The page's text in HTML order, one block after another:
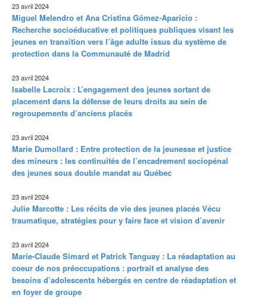
23 avril 2024
Miguel Melendro et Ana Cristina Gómez-Aparicio :
Recherche socioéducative et politiques publiques visant les
jeunes en transition vers l’âge adulte issus du système de
protection dans la Communauté de Madrid
23 avril 2024
Isabelle Lacroix : L’engagement des jeunes sortant de
placement dans la défense de leurs droits au sein de
regroupements d’anciens placés
23 avril 2024
Marie Dumollard : Entre protection de la jeunesse et justice
des mineurs : les continuités de l’encadrement sociopénal
des jeunes sous double mandat au Québec
23 avril 2024
Julie Marcotte : Les récits de vie des jeunes placés Vécu
traumatique, stratégies pour y faire face et vision d’avenir
23 avril 2024
Marie-Claude Simard et Patrick Tanguay : La réadaptation au
coeur de nos préoccupations : portrait et analyse des
besoins d’adolescents hébergés en centre de réadaptation et
en foyer de groupe